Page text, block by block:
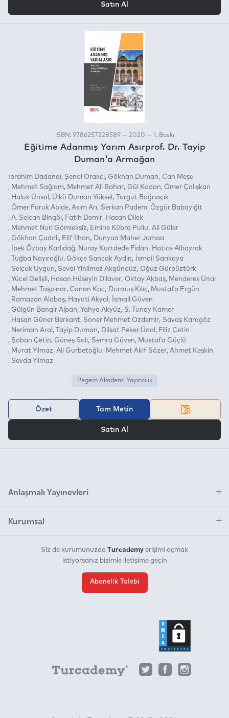
Satın Al
ISBN: 9786257228589 — 2020 — 1. Baskı
Eğitime Adanmış Yarım Asırprof. Dr. Tayip
Duman'a Armağan
İbrahim Dadandı Şenol Orakcı Gökhan Duman
Can Meşe
Mehmet Sağlam
Mehmet Ali Bahar Gül Kadan
Ömer Çalışkan
Haluk Ünsal
Ülkü Duman Yüksel
Turgut Bağrıaçık
Ömer Faruk Abide Asım Arı Serkan Padem Özgür Babayiğit
A. Selcan Bingöl
Fatih Demir
Hasan Dilek
Mehmet Nuri Gömleksiz
Emine Kübra Pullu
Ali Güler
Gökhan Çadırlı
Elif İlhan
Dunyaa Maher Jumaa
İpek Özbay Karlıdağ
Nuray Kurtdede Fidan
Hatice Albayrak
Tuğba Nayıroğlu
Gökçe Sancak Aydın
İsmail Sarıkaya
Selçuk Uygun
Seval Yinilmez Akgündüz
Oğuz Gürbüztürk
Yücel Gelişli
Hasan Hüseyin Dilaver Oktay Akbaş
Menderes Ünal
Mehmet Taşpınar Canan Koç Durmuş Kılıç
Mustafa Ergün
Ramazan Alabaş
Hayati Akyol
İsmail Güven
Gülgün Bangir Alpan
Yahya Akyüz
S. Tunay Kamer
Hasan Güner Berkant Soner Mehmet Özdemir
Savaş Karagöz
Neriman Aral
Tayip Duman Dilşat Peker Ünal
Filiz Çetin
Şaban Çetin
Güneş Salı Semra Güven
Mustafa Güçlü
Murat Yılmaz Ali Gurbetoğlu Mehmet Akif Sözer Ahmet Keskin
Sevda Yılmaz
Pegem Akademi Yayıncılık
Özet Tam Metin
Satın Al
Anlaşmalı Yayınevleri
Kurumsal
Siz de kurumunuzda Turcademy erişimi açmak
istiyorsanız bizimle iletişime geçin
Abonelik Talebi